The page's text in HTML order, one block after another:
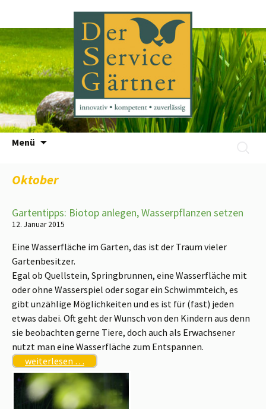
Menü
Zum
Oktober
Gartentipps: Biotop anlegen, Wasserpflanzen setzen
12. Januar 2015
Eine Wasserfläche im Garten, das ist der Traum vieler
Gartenbesitzer.
Egal ob Quellstein, Springbrunnen, eine Wasserfläche mit
oder ohne Wasserspiel oder sogar ein Schwimmteich, es
gibt unzählige Möglichkeiten und es ist für (fast) jeden
etwas dabei. Oft geht der Wunsch von den Kindern aus denn
sie beobachten gerne Tiere, doch auch als Erwachsener
nutzt man eine Wasserfläche zum Entspannen.
weiterlesen …